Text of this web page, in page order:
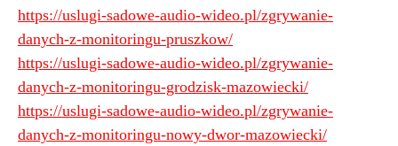
https://uslugi-sadowe-audio-wideo.pl/zgrywanie-
danych-z-monitoringu-pruszkow/
https://uslugi-sadowe-audio-wideo.pl/zgrywanie-
danych-z-monitoringu-grodzisk-mazowiecki/
https://uslugi-sadowe-audio-wideo.pl/zgrywanie-
danych-z-monitoringu-nowy-dwor-mazowiecki/